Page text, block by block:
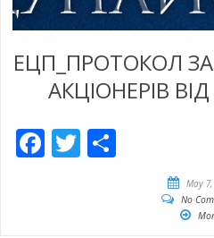
ЕЦП_ПРОТОКОЛ
АКЦІОНЕРІВ
Facebook
Twitter
May 7,
No